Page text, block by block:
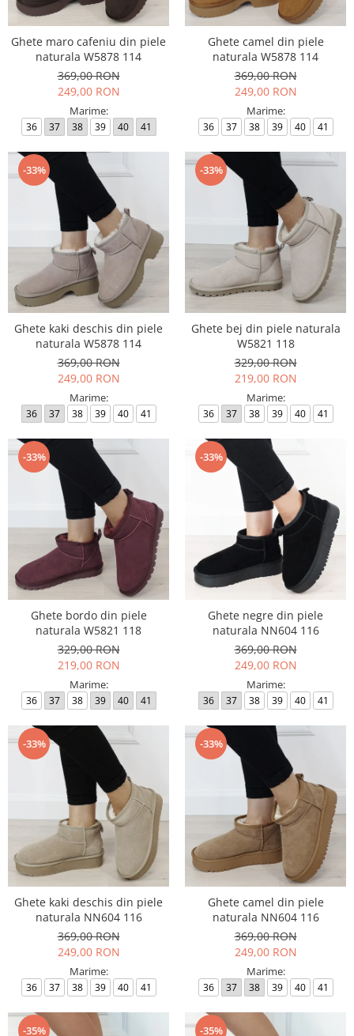
Ghete maro cafeniu din piele
naturala W5878 114
369,00 RON
249,00 RON
Marime:
36 37 38 39 40 41
Ghete camel din piele
naturala W5878 114
369,00 RON
249,00 RON
Marime:
36 37 38 39 40 41
-33%
Ghete kaki deschis din piele
naturala W5878 114
369,00 RON
249,00 RON
Marime:
36 37 38 39 40 41
-33%
Ghete bej din piele naturala
W5821 118
329,00 RON
219,00 RON
Marime:
36 37 38 39 40 41
-33%
Ghete bordo din piele
naturala W5821 118
329,00 RON
219,00 RON
Marime:
36 37 38 39 40 41
-33%
Ghete negre din piele
naturala NN604 116
369,00 RON
249,00 RON
Marime:
36 37 38 39 40 41
-33%
Ghete kaki deschis din piele
naturala NN604 116
369,00 RON
249,00 RON
Marime:
36 37 38 39 40 41
-33%
Ghete camel din piele
naturala NN604 116
369,00 RON
249,00 RON
Marime:
36 37 38 39 40 41
-35% -35%